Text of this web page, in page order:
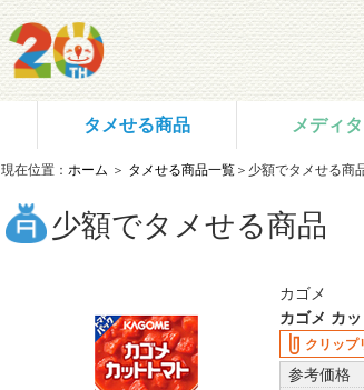
タメせる商品 メディ
現在位置： ホーム ＞ タメせる商品一覧 ＞少額でタメせる商
少額でタメせる商品
カゴメ
カゴメ カ
クリップ
参考価格